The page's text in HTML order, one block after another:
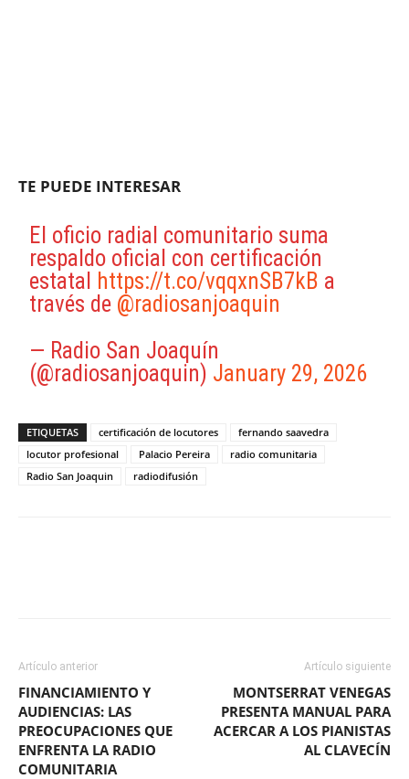
TE PUEDE INTERESAR
El oficio radial comunitario suma
respaldo oficial con certificación
estatal https://t.co/vqqxnSB7kB a
través de @radiosanjoaquin
— Radio San Joaquín
(@radiosanjoaquin) January 29, 2026
ETIQUETAS certificación de locutores
fernando saavedra
locutor profesional
Palacio Pereira
radio comunitaria
Radio San Joaquin
radiodifusión
Artículo anterior
FINANCIAMIENTO Y
AUDIENCIAS: LAS
PREOCUPACIONES QUE
ENFRENTA LA RADIO
COMUNITARIA
Artículo siguiente
MONTSERRAT VENEGAS
PRESENTA MANUAL PARA
ACERCAR A LOS PIANISTAS
AL CLAVECÍN